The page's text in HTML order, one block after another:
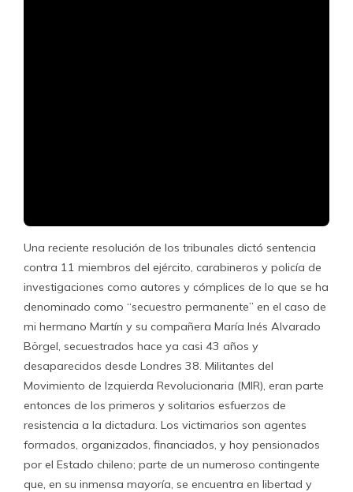
Una reciente resolución de los tribunales dictó sentencia
contra 11 miembros del ejército, carabineros y policía de
investigaciones como autores y cómplices de lo que se ha
denominado como “secuestro permanente” en el caso de
mi hermano Martín y su compañera María Inés Alvarado
Börgel, secuestrados hace ya casi 43 años y
desaparecidos desde Londres 38. Militantes del
Movimiento de Izquierda Revolucionaria (MIR), eran parte
entonces de los primeros y solitarios esfuerzos de
resistencia a la dictadura. Los victimarios son agentes
formados, organizados, financiados, y hoy pensionados
por el Estado chileno; parte de un numeroso contingente
que, en su inmensa mayoría, se encuentra en libertad y